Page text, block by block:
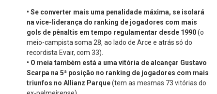
• Se converter mais uma penalidade máxima, se isolará
na vice-liderança do ranking de jogadores com mais
gols de pênaltis em tempo regulamentar desde 1990(o
meio-campista soma 28, ao lado de Arce e atrás só do
recordista Evair, com 33).
• O meia também está a uma vitória de alcançar Gustavo
Scarpa na 5ª posição no ranking de jogadores com mais
triunfos no Allianz Parque(tem as mesmas 73 vitórias do